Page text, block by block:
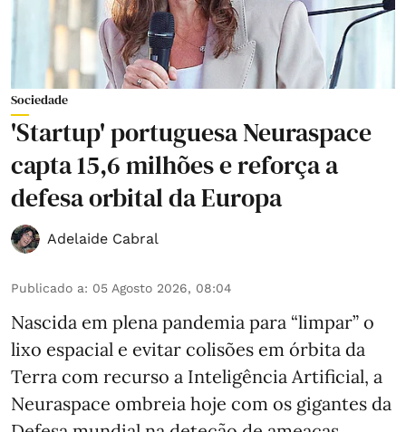
Sociedade
'Startup' portuguesa Neuraspace
capta 15,6 milhões e reforça a
defesa orbital da Europa
Adelaide Cabral
Publicado a: 05 Agosto 2026, 08:04
Nascida em plena pandemia para “limpar” o
lixo espacial e evitar colisões em órbita da
Terra com recurso a Inteligência Artificial, a
Neuraspace ombreia hoje com os gigantes da